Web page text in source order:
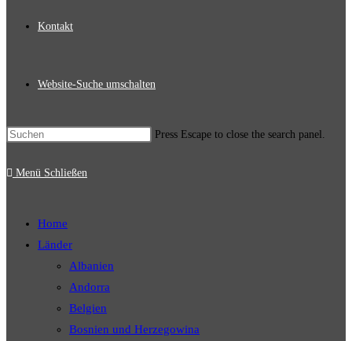
Kontakt
Website-Suche umschalten
Press Escape to close the search panel.
Menü Schließen
Home
Länder
Albanien
Andorra
Belgien
Bosnien und Herzegowina